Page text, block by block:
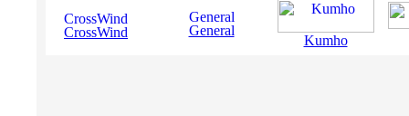
CrossWind General
Kumho